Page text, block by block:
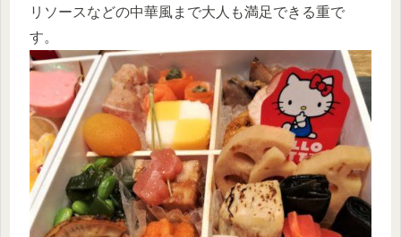
リソースなどの中華風まで大人も満足できる重で
す。